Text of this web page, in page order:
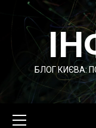
Перейти
БЛОГ КИЄВА:
меню